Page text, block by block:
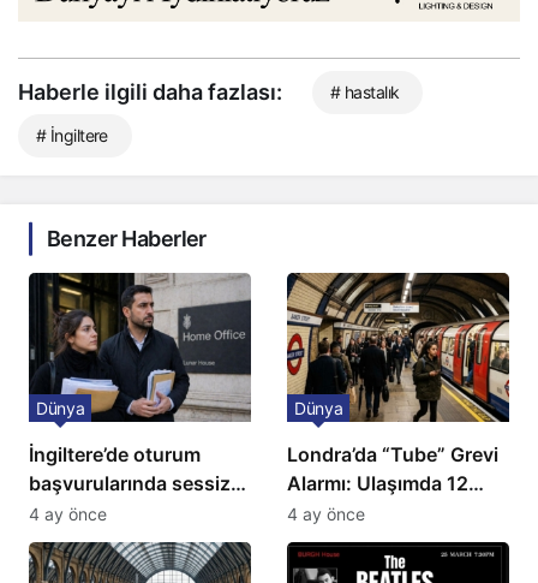
Haberle ilgili daha fazlası: # hastalık
# İngiltere
Benzer Haberler
İngiltere’de oturum
başvurularında sessiz
kriz: Büyükelçilikten
açıklama!
Dünya
4 ay önce
Londra’da “Tube” Grevi
Alarmı: Ulaşımda 12
Günlük Kaos Kapıda
Dünya
4 ay önce